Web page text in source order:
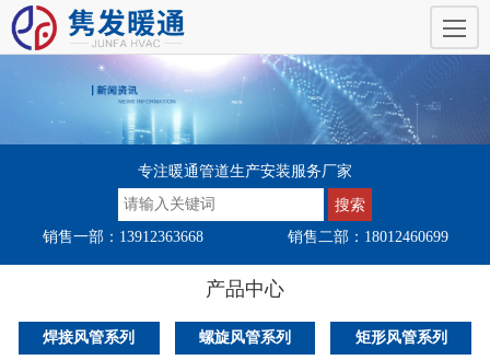
专注暖通管道生产安装服务厂家
销售一部：13912363668 销售二部：18012460699
产品中心
焊接风管系列 螺旋风管系列 矩形风管系列